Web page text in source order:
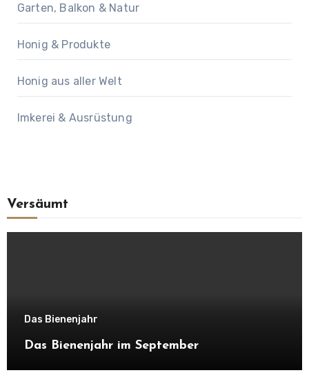
Garten, Balkon & Natur
Honig & Produkte
Honig aus aller Welt
Imkerei & Ausrüstung
Versäumt
Das Bienenjahr
Das Bienenjahr im September